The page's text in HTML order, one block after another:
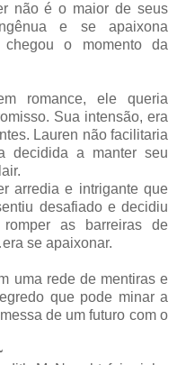
não é o maior de seus
e se apaixona
chegou o momento da
romance, ele queria
Sua intensão, era
Lauren não facilitaria
decidida a manter seu
arredia e intrigante que
desafiado e decidiu
as barreiras de
se apaixonar.
uma rede de mentiras e
que pode minar a
de um futuro com o